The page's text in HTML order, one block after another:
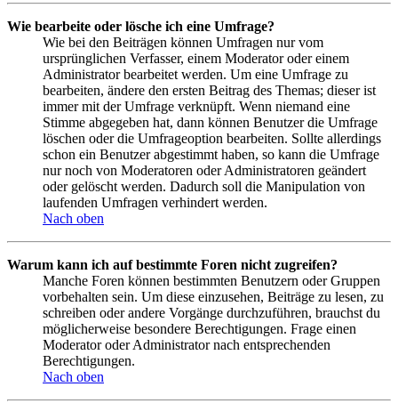
Wie bearbeite oder lösche ich eine Umfrage?
Wie bei den Beiträgen können Umfragen nur vom
ursprünglichen Verfasser, einem Moderator oder einem
Administrator bearbeitet werden. Um eine Umfrage zu
bearbeiten, ändere den ersten Beitrag des Themas; dieser ist
immer mit der Umfrage verknüpft. Wenn niemand eine
Stimme abgegeben hat, dann können Benutzer die Umfrage
löschen oder die Umfrageoption bearbeiten. Sollte allerdings
schon ein Benutzer abgestimmt haben, so kann die Umfrage
nur noch von Moderatoren oder Administratoren geändert
oder gelöscht werden. Dadurch soll die Manipulation von
laufenden Umfragen verhindert werden.
Nach oben
Warum kann ich auf bestimmte Foren nicht zugreifen?
Manche Foren können bestimmten Benutzern oder Gruppen
vorbehalten sein. Um diese einzusehen, Beiträge zu lesen, zu
schreiben oder andere Vorgänge durchzuführen, brauchst du
möglicherweise besondere Berechtigungen. Frage einen
Moderator oder Administrator nach entsprechenden
Berechtigungen.
Nach oben